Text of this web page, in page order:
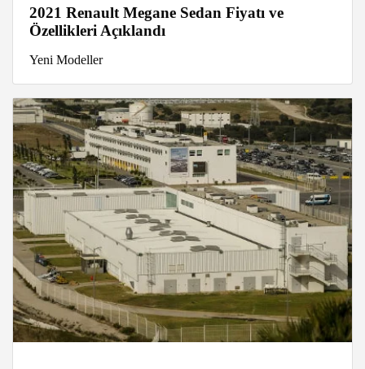
2021 Renault Megane Sedan Fiyatı ve
Özellikleri Açıklandı
Yeni Modeller